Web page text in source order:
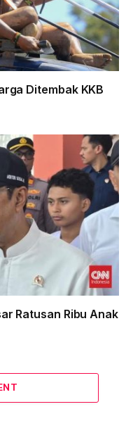
Ditembak KKB
Ratusan Ribu Anak